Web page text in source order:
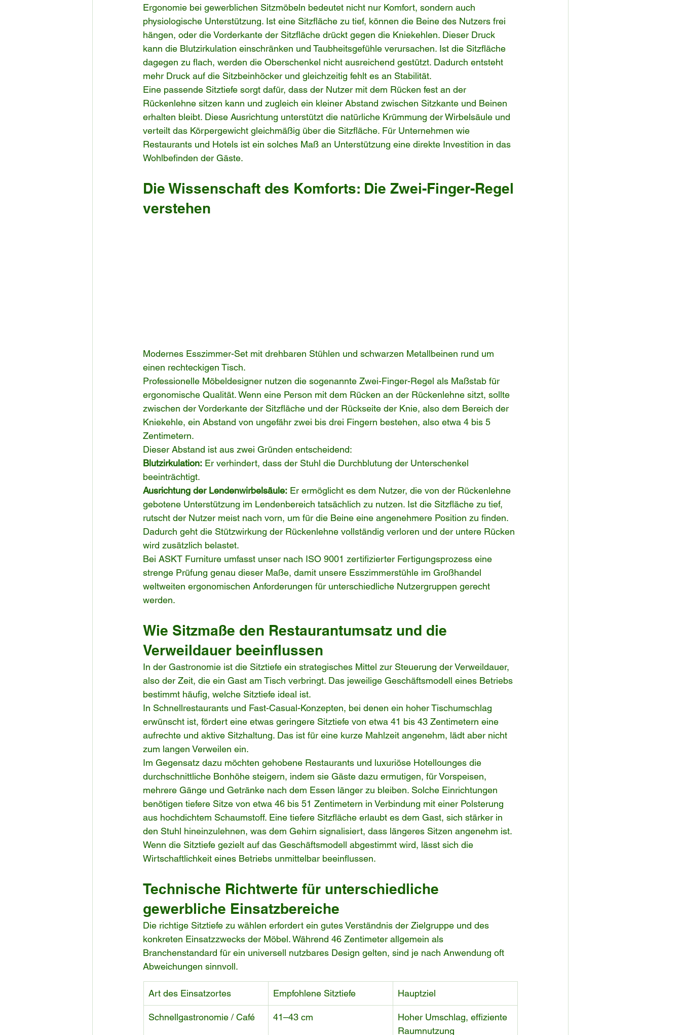
Ergonomie bei gewerblichen Sitzmöbeln bedeutet nicht nur Komfort, sondern auch
physiologische Unterstützung. Ist eine Sitzfläche zu tief, können die Beine des Nutzers frei
hängen, oder die Vorderkante der Sitzfläche drückt gegen die Kniekehlen. Dieser Druck
kann die Blutzirkulation einschränken und Taubheitsgefühle verursachen. Ist die Sitzfläche
dagegen zu flach, werden die Oberschenkel nicht ausreichend gestützt. Dadurch entsteht
mehr Druck auf die Sitzbeinhöcker und gleichzeitig fehlt es an Stabilität.
Eine passende Sitztiefe sorgt dafür, dass der Nutzer mit dem Rücken fest an der
Rückenlehne sitzen kann und zugleich ein kleiner Abstand zwischen Sitzkante und Beinen
erhalten bleibt. Diese Ausrichtung unterstützt die natürliche Krümmung der Wirbelsäule und
verteilt das Körpergewicht gleichmäßig über die Sitzfläche. Für Unternehmen wie
Restaurants und Hotels ist ein solches Maß an Unterstützung eine direkte Investition in das
Wohlbefinden der Gäste.
Die Wissenschaft des Komforts: Die Zwei-Finger-Regel
verstehen
Modernes Esszimmer-Set mit drehbaren Stühlen und schwarzen Metallbeinen rund um
einen rechteckigen Tisch.
Professionelle Möbeldesigner nutzen die sogenannte Zwei-Finger-Regel als Maßstab für
ergonomische Qualität. Wenn eine Person mit dem Rücken an der Rückenlehne sitzt, sollte
zwischen der Vorderkante der Sitzfläche und der Rückseite der Knie, also dem Bereich der
Kniekehle, ein Abstand von ungefähr zwei bis drei Fingern bestehen, also etwa 4 bis 5
Zentimetern.
Dieser Abstand ist aus zwei Gründen entscheidend:
Blutzirkulation: Er verhindert, dass der Stuhl die Durchblutung der Unterschenkel
beeinträchtigt.
Ausrichtung der Lendenwirbelsäule: Er ermöglicht es dem Nutzer, die von der Rückenlehne
gebotene Unterstützung im Lendenbereich tatsächlich zu nutzen. Ist die Sitzfläche zu tief,
rutscht der Nutzer meist nach vorn, um für die Beine eine angenehmere Position zu finden.
Dadurch geht die Stützwirkung der Rückenlehne vollständig verloren und der untere Rücken
wird zusätzlich belastet.
Bei ASKT Furniture umfasst unser nach ISO 9001 zertifizierter Fertigungsprozess eine
strenge Prüfung genau dieser Maße, damit unsere Esszimmerstühle im Großhandel
weltweiten ergonomischen Anforderungen für unterschiedliche Nutzergruppen gerecht
werden.
Wie Sitzmaße den Restaurantumsatz und die
Verweildauer beeinflussen
In der Gastronomie ist die Sitztiefe ein strategisches Mittel zur Steuerung der Verweildauer,
also der Zeit, die ein Gast am Tisch verbringt. Das jeweilige Geschäftsmodell eines Betriebs
bestimmt häufig, welche Sitztiefe ideal ist.
In Schnellrestaurants und Fast-Casual-Konzepten, bei denen ein hoher Tischumschlag
erwünscht ist, fördert eine etwas geringere Sitztiefe von etwa 41 bis 43 Zentimetern eine
aufrechte und aktive Sitzhaltung. Das ist für eine kurze Mahlzeit angenehm, lädt aber nicht
zum langen Verweilen ein.
Im Gegensatz dazu möchten gehobene Restaurants und luxuriöse Hotellounges die
durchschnittliche Bonhöhe steigern, indem sie Gäste dazu ermutigen, für Vorspeisen,
mehrere Gänge und Getränke nach dem Essen länger zu bleiben. Solche Einrichtungen
benötigen tiefere Sitze von etwa 46 bis 51 Zentimetern in Verbindung mit einer Polsterung
aus hochdichtem Schaumstoff. Eine tiefere Sitzfläche erlaubt es dem Gast, sich stärker in
den Stuhl hineinzulehnen, was dem Gehirn signalisiert, dass längeres Sitzen angenehm ist.
Wenn die Sitztiefe gezielt auf das Geschäftsmodell abgestimmt wird, lässt sich die
Wirtschaftlichkeit eines Betriebs unmittelbar beeinflussen.
Technische Richtwerte für unterschiedliche
gewerbliche Einsatzbereiche
Die richtige Sitztiefe zu wählen erfordert ein gutes Verständnis der Zielgruppe und des
konkreten Einsatzzwecks der Möbel. Während 46 Zentimeter allgemein als
Branchenstandard für ein universell nutzbares Design gelten, sind je nach Anwendung oft
Abweichungen sinnvoll.
Art des Einsatzortes Empfohlene Sitztiefe Hauptziel
Schnellgastronomie / Café 41–43 cm
Hoher Umschlag, effiziente
Raumnutzung